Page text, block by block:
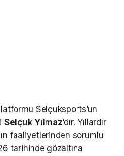
Selçuksports’un
Selçuk Yılmaz‘dır. Yıllardır
faaliyetlerinden sorumlu
tarihinde gözaltına